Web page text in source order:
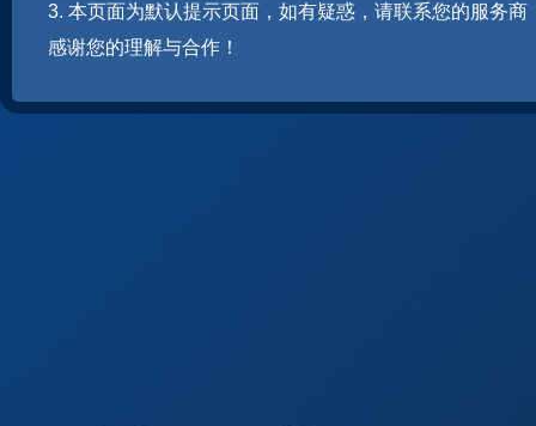
3. 本页面为默认提示页面，如有疑惑，请联系您的服务商
感谢您的理解与合作！